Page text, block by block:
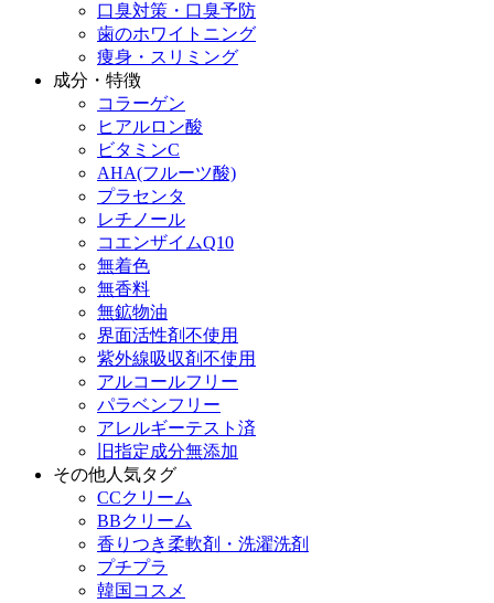
口臭対策・口臭予防
歯のホワイトニング
痩身・スリミング
成分・特徴
コラーゲン
ヒアルロン酸
ビタミンC
AHA(フルーツ酸)
プラセンタ
レチノール
コエンザイムQ10
無着色
無香料
無鉱物油
界面活性剤不使用
紫外線吸収剤不使用
アルコールフリー
パラベンフリー
アレルギーテスト済
旧指定成分無添加
その他人気タグ
CCクリーム
BBクリーム
香りつき柔軟剤・洗濯洗剤
プチプラ
韓国コスメ